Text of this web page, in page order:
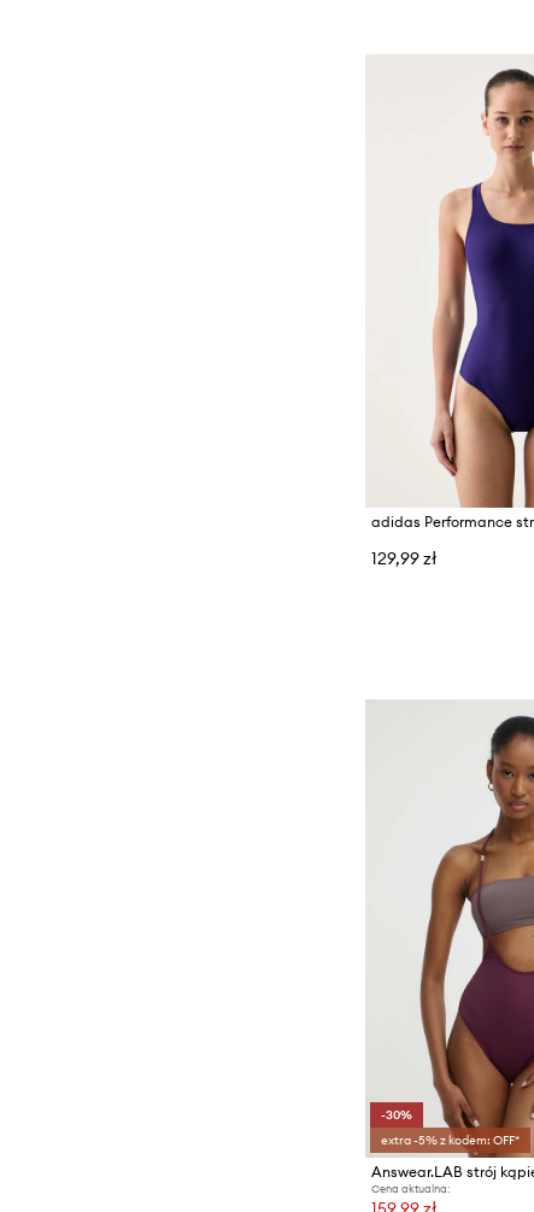
129,99 zł
-30%
extra -5% z kodem: OFF*
Cena aktualna: